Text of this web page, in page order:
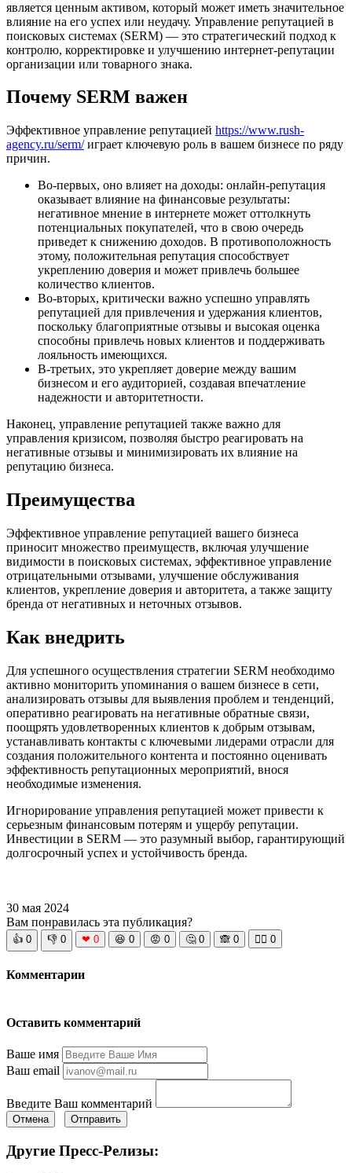
является ценным активом, который может иметь значительное
влияние на его успех или неудачу. Управление репутацией в
поисковых системах (SERM) — это стратегический подход к
контролю, корректировке и улучшению интернет-репутации
организации или товарного знака.
Почему SERM важен
Эффективное управление репутацией https://www.rush-
agency.ru/serm/играет ключевую роль в вашем бизнесе по ряду
причин.
Во-первых, оно влияет на доходы: онлайн-репутация
оказывает влияние на финансовые результаты:
негативное мнение в интернете может оттолкнуть
потенциальных покупателей, что в свою очередь
приведет к снижению доходов. В противоположность
этому, положительная репутация способствует
укреплению доверия и может привлечь большее
количество клиентов.
Во-вторых, критически важно успешно управлять
репутацией для привлечения и удержания клиентов,
поскольку благоприятные отзывы и высокая оценка
способны привлечь новых клиентов и поддерживать
лояльность имеющихся.
В-третьих, это укрепляет доверие между вашим
бизнесом и его аудиторией, создавая впечатление
надежности и авторитетности.
Наконец, управление репутацией также важно для
управления кризисом, позволяя быстро реагировать на
негативные отзывы и минимизировать их влияние на
репутацию бизнеса.
Преимущества
Эффективное управление репутацией вашего бизнеса
приносит множество преимуществ, включая улучшение
видимости в поисковых системах, эффективное управление
отрицательными отзывами, улучшение обслуживания
клиентов, укрепление доверия и авторитета, а также защиту
бренда от негативных и неточных отзывов.
Как внедрить
Для успешного осуществления стратегии SERM необходимо
активно мониторить упоминания о вашем бизнесе в сети,
анализировать отзывы для выявления проблем и тенденций,
оперативно реагировать на негативные обратные связи,
поощрять удовлетворенных клиентов к добрым отзывам,
устанавливать контакты с ключевыми лидерами отрасли для
создания положительного контента и постоянно оценивать
эффективность репутационных мероприятий, внося
необходимые изменения.
Игнорирование управления репутацией может привести к
серьезным финансовым потерям и ущербу репутации.
Инвестиции в SERM — это разумный выбор, гарантирующий
долгосрочный успех и устойчивость бренда.
30 мая 2024
Вам понравилась эта публикация?
👍 0 👎 0 ❤ 0 😆 0 😡 0 🤔 0 🙈 0 🧘‍♀️ 0
Комментарии
Оставить комментарий
Ваше имя
Ваш email
Введите Ваш комментарий
Отмена Отправить
Другие Пресс-Релизы: